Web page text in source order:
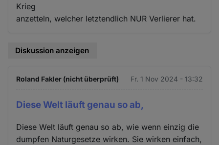
Krieg
anzetteln, welcher letztendlich NUR Verlierer hat.
Diskussion anzeigen
Roland Fakler (nicht überprüft) Fr. 1 Nov 2024 - 13:32
Diese Welt läuft genau so ab,
Diese Welt läuft genau so ab, wie wenn einzig die
dumpfen Naturgesetze wirken. Sie wirken einfach,